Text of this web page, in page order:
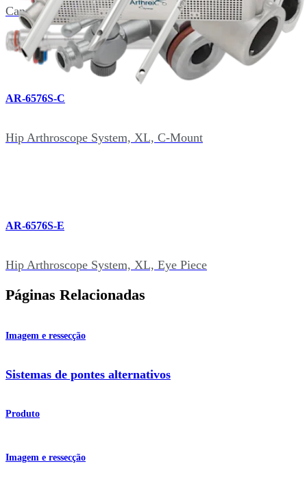
Cannula Set, 6.5 mm, Fenestrated
AR-6576S-C
Hip Arthroscope System, XL, C-Mount
AR-6576S-E
Hip Arthroscope System, XL, Eye Piece
Páginas Relacionadas
Imagem e ressecção
Sistemas de pontes alternativos
Produto
Imagem e ressecção